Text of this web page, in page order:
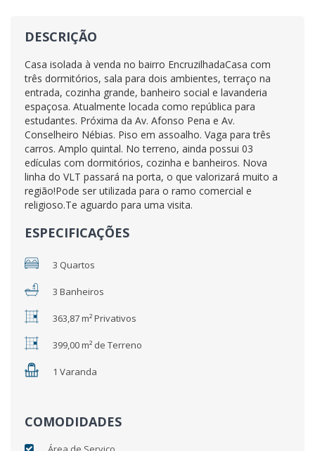
DESCRIÇÃO
Casa isolada à venda no bairro EncruzilhadaCasa com
três dormitórios, sala para dois ambientes, terraço na
entrada, cozinha grande, banheiro social e lavanderia
espaçosa. Atualmente locada como república para
estudantes. Próxima da Av. Afonso Pena e Av.
Conselheiro Nébias. Piso em assoalho. Vaga para três
carros. Amplo quintal. No terreno, ainda possui 03
edículas com dormitórios, cozinha e banheiros. Nova
linha do VLT passará na porta, o que valorizará muito a
região!Pode ser utilizada para o ramo comercial e
religioso.Te aguardo para uma visita.
ESPECIFICAÇÕES
3 Quartos
3 Banheiros
363,87 m² Privativos
399,00 m² de Terreno
1 Varanda
COMODIDADES